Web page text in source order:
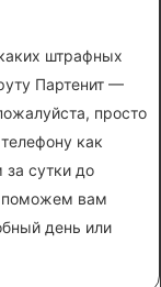
штрафных
Партенит —
просто
как
сутки до
поможем вам
день или